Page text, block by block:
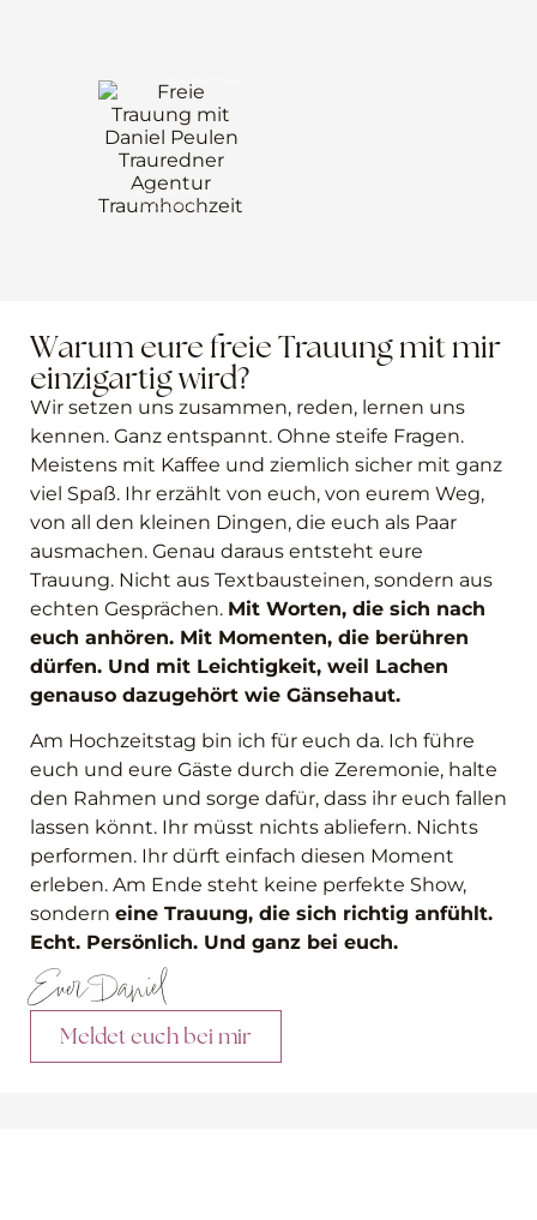
Janine Renters
Photography
Warum eure freie Trauung mit mir
einzigartig wird?
Wir setzen uns zusammen, reden, lernen uns
kennen. Ganz entspannt. Ohne steife Fragen.
Meistens mit Kaffee und ziemlich sicher mit ganz
viel Spaß. Ihr erzählt von euch, von eurem Weg,
von all den kleinen Dingen, die euch als Paar
ausmachen. Genau daraus entsteht eure
Trauung. Nicht aus Textbausteinen, sondern aus
echten Gesprächen. Mit Worten, die sich nach
euch anhören. Mit Momenten, die berühren
dürfen. Und mit Leichtigkeit, weil Lachen
genauso dazugehört wie Gänsehaut.
Am Hochzeitstag bin ich für euch da. Ich führe
euch und eure Gäste durch die Zeremonie, halte
den Rahmen und sorge dafür, dass ihr euch fallen
lassen könnt. Ihr müsst nichts abliefern. Nichts
performen. Ihr dürft einfach diesen Moment
erleben. Am Ende steht keine perfekte Show,
sondern eine Trauung, die sich richtig anfühlt.
Echt. Persönlich. Und ganz bei euch.
Euer Daniel
Meldet euch bei mir